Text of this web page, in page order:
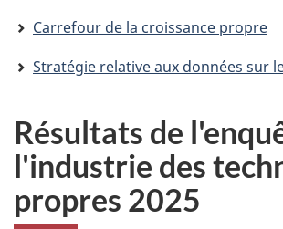
Carrefour de la croissance propre
Stratégie relative aux données sur les
Résultats de
l'industrie des
propres 2025